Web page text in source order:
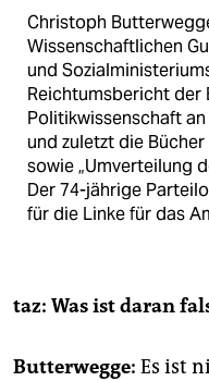
Christoph
Wissenschaftlichen
und
Reichtumsbericht der
Politikwissenschaft
und zuletzt die
sowie „Umverteilung
Der 74-jährige
für die Linke für das
taz: Was ist daran
Butterwegge: Es ist